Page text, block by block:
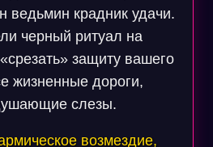
ведьмин крадник удачи.
черный ритуал на
защиту вашего
жизненные дороги,
слезы.
возмездие,